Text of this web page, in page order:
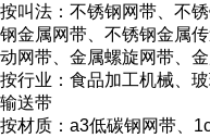
按叫法：不锈钢网带、不
钢金属网带、不锈钢金属
动网带、金属螺旋网带、金
按行业：食品加工机械、
输送带
按材质：a3低碳钢网带、